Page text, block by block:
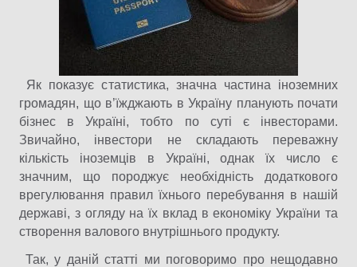
Як показує статистика, значна частина іноземних
громадян, що в’їжджають в Україну планують почати
бізнес в Україні, тобто по суті є інвесторами.
Звичайно, інвестори не складають переважну
кількість іноземців в Україні, однак їх число є
значним, що породжує необхідність додаткового
врегулювання правил їхнього перебування в нашій
державі, з огляду на їх вклад в економіку України та
створення валового внутрішнього продукту.
Так, у даній статті ми поговоримо про нещодавно